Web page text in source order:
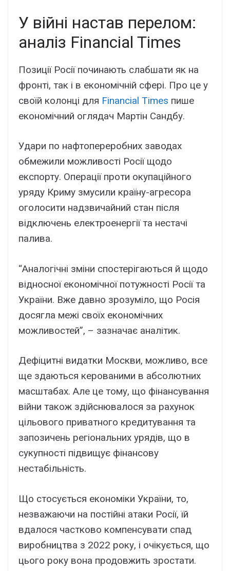
У війні настав перелом:
аналіз Financial Times
Позиції Росії починають слабшати як на
фронті, так і в економічній сфері. Про це у
своїй колонці для Financial Times пише
економічний оглядач Мартін Сандбу.
Удари по нафтопереробних заводах
обмежили можливості Росії щодо
експорту. Операції проти окупаційного
уряду Криму змусили країну-агресора
оголосити надзвичайний стан після
відключень електроенергії та нестачі
палива.
“Аналогічні зміни спостерігаються й щодо
відносної економічної потужності Росії та
України. Вже давно зрозуміло, що Росія
досягла межі своїх економічних
можливостей”, – зазначає аналітик.
Дефіцитні видатки Москви, можливо, все
ще здаються керованими в абсолютних
масштабах. Але це тому, що фінансування
війни також здійснювалося за рахунок
цільового приватного кредитування та
запозичень регіональних урядів, що в
сукупності підвищує фінансову
нестабільність.
Що стосується економіки України, то,
незважаючи на постійні атаки Росії, їй
вдалося частково компенсувати спад
виробництва з 2022 року, і очікується, що
цього року вона продовжить зростати.